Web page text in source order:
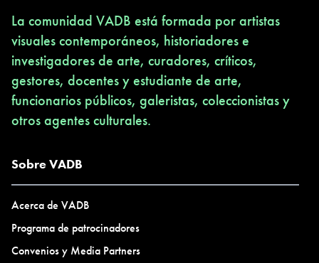
La comunidad VADB está formada por artistas
visuales contemporáneos, historiadores e
investigadores de arte, curadores, críticos,
gestores, docentes y estudiante de arte,
funcionarios públicos, galeristas, coleccionistas y
otros agentes culturales.
Sobre VADB
Acerca de VADB
Programa de patrocinadores
Convenios y Media Partners